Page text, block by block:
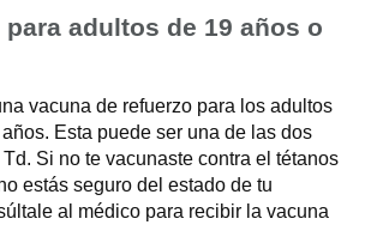
adultos de 19 años o
vacuna de refuerzo para los adultos
Esta puede ser una de las dos
Si no te vacunaste contra el tétanos
estás seguro del estado de tu
al médico para recibir la vacuna